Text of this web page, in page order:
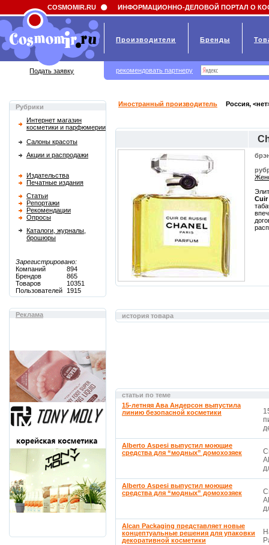
Field 'news_title' doesn't have a default value
Рубрики
Интернет магазин
косметики и парфюмерии
Салоны красоты
Акции и распродажи
Издательства
Печатные издания
Статьи
Репортажи
Рекомендации
Опросы
Каталоги, журналы,
брошюры
Зарегистрировано:
Компаний
894
Брендов
865
Товаров
10351
Пользователей
1915
Реклама
Иностранный производитель Россия,
Cuir
история товара
статьи по теме
15-летняя Ава Андерсон выпустила
линию безопасной косметики
Alberto Aspesi выпустил моющие
средства для “модных” домохозяек
Alberto Aspesi выпустил моющие
средства для “модных” домохозяек
Alcan Packaging представляет новые
концептуальные решения для упаковки
декоративной косметики
COSMOMIR.RU ИНФОРМАЦИОННО-ДЕЛОВОЙ ПОРТАЛ О
Производители Бренды
Подать заявку рекомендовать партнеру